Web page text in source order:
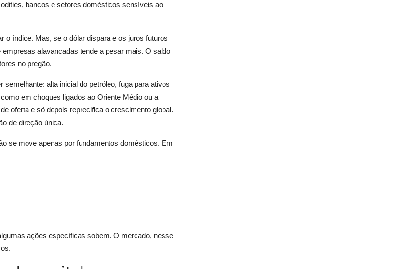
bancos e setores domésticos sensíveis ao
o índice. Mas, se o dólar dispara e os juros futuros
alavancadas tende a pesar mais. O saldo
no pregão.
alta inicial do petróleo, fuga para ativos
em choques ligados ao Oriente Médio ou a
oferta e só depois reprecifica o crescimento global.
de direção única.
se move apenas por fundamentos domésticos. Em
ações específicas sobem. O mercado, nesse